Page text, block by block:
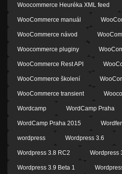
Woocommerce Heuréka XML feed
WooCommerce manuál
WooCommerce návod
Woocommerce pluginy
WooCommerce Rest API
WooCommerce školení
WooCommerce transient
Wordcamp WordCamp Praha
WordCamp Praha 2015
wordpress Wordpress 3.6
Wordpress 3.8 RC2 Wordpress
Wordpress 3.9 Beta 1